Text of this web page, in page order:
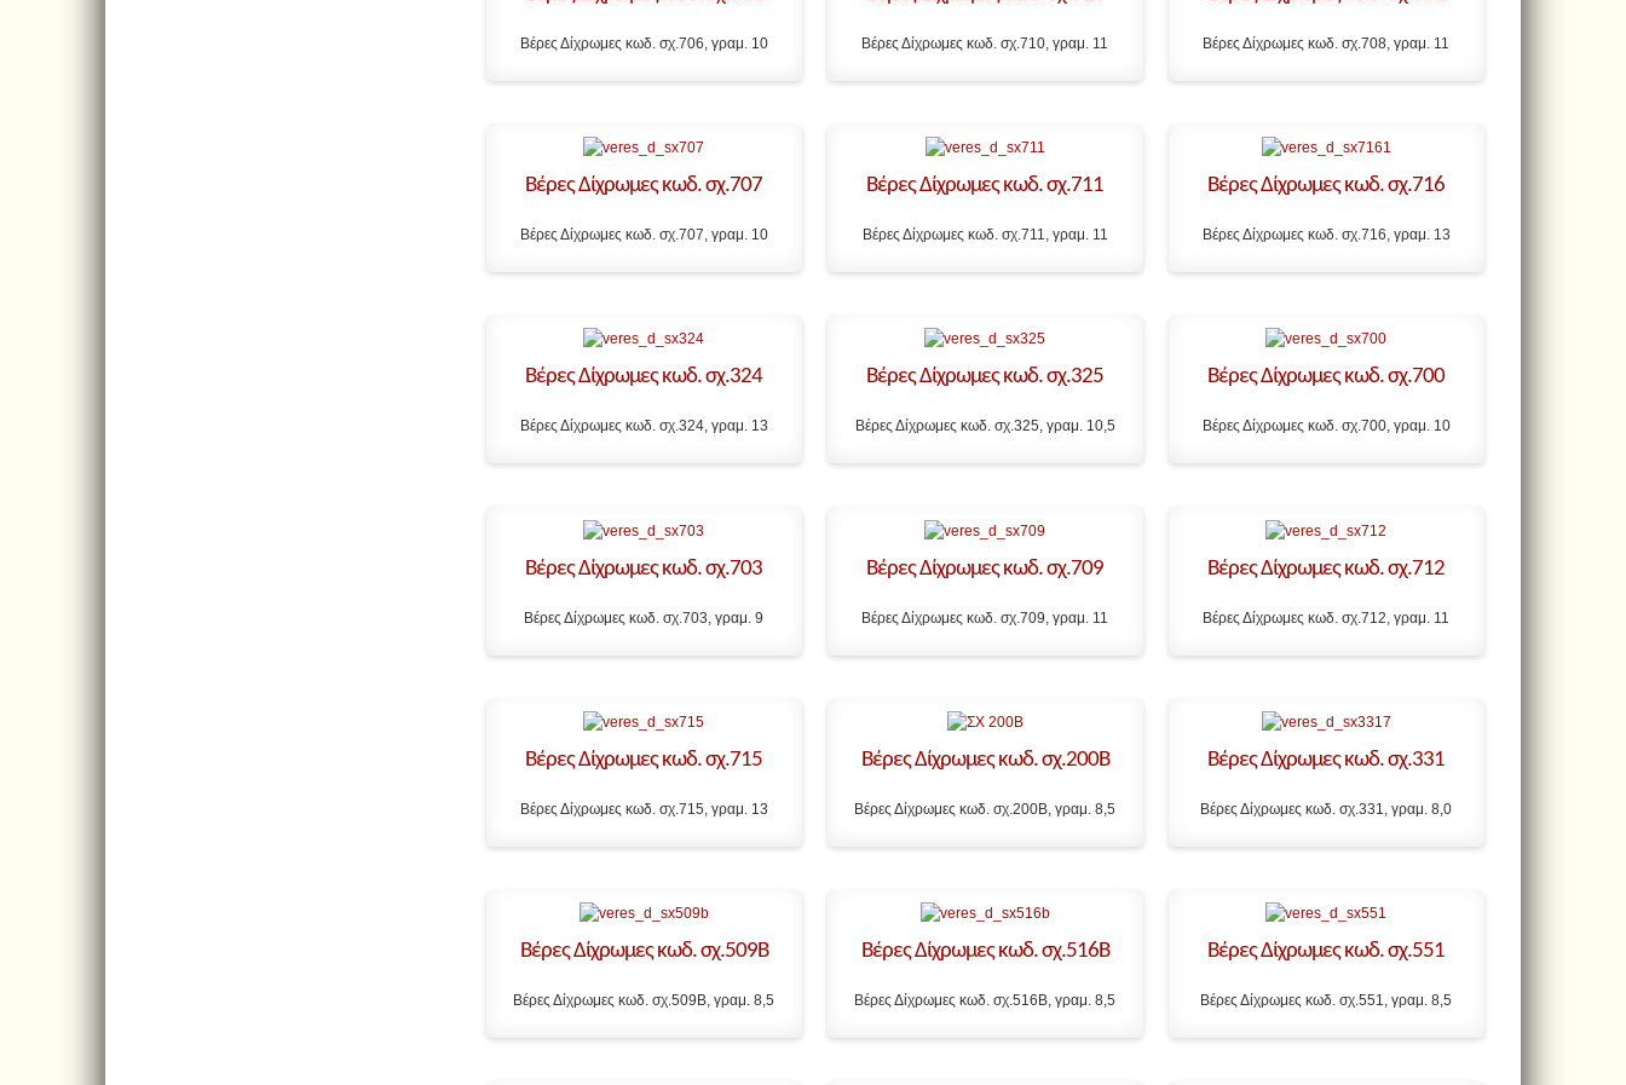
Βέρες Δίχρωμες κωδ. σχ.706, γραμ. 10 Βέρες Δίχρωμες κωδ. σχ.710, γραμ. 11 Βέρες Δίχρωμες κωδ. σχ.708, γραμ. 11
Βέρες Δίχρωμες κωδ. σχ.707
Βέρες Δίχρωμες κωδ. σχ.707, γραμ. 10
Βέρες Δίχρωμες κωδ. σχ.711
Βέρες Δίχρωμες κωδ. σχ.711, γραμ. 11
Βέρες Δίχρωμες κωδ. σχ.716
Βέρες Δίχρωμες κωδ. σχ.716, γραμ. 13
Βέρες Δίχρωμες κωδ. σχ.324
Βέρες Δίχρωμες κωδ. σχ.324, γραμ. 13
Βέρες Δίχρωμες κωδ. σχ.325
Βέρες Δίχρωμες κωδ. σχ.325, γραμ. 10,5
Βέρες Δίχρωμες κωδ. σχ.700
Βέρες Δίχρωμες κωδ. σχ.700, γραμ. 10
Βέρες Δίχρωμες κωδ. σχ.703
Βέρες Δίχρωμες κωδ. σχ.703, γραμ. 9
Βέρες Δίχρωμες κωδ. σχ.709
Βέρες Δίχρωμες κωδ. σχ.709, γραμ. 11
Βέρες Δίχρωμες κωδ. σχ.712
Βέρες Δίχρωμες κωδ. σχ.712, γραμ. 11
Βέρες Δίχρωμες κωδ. σχ.715
Βέρες Δίχρωμες κωδ. σχ.715, γραμ. 13
Βέρες Δίχρωμες κωδ. σχ.200Β
Βέρες Δίχρωμες κωδ. σχ.200Β, γραμ. 8,5
Βέρες Δίχρωμες κωδ. σχ.331
Βέρες Δίχρωμες κωδ. σχ.331, γραμ. 8,0
Βέρες Δίχρωμες κωδ. σχ.509Β
Βέρες Δίχρωμες κωδ. σχ.509Β, γραμ. 8,5
Βέρες Δίχρωμες κωδ. σχ.516Β
Βέρες Δίχρωμες κωδ. σχ.516Β, γραμ. 8,5
Βέρες Δίχρωμες κωδ. σχ.551
Βέρες Δίχρωμες κωδ. σχ.551, γραμ. 8,5